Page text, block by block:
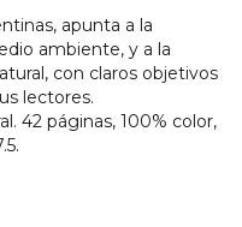
apunta a la
ambiente, y a la
con claros objetivos
lectores.
42 páginas, 100% color,